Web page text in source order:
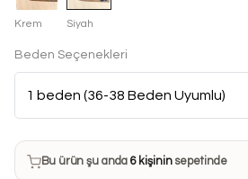
Krem Siyah
Beden Seçenekleri
Bu ürün son 7 günde11 kezsatın alındı
Bu ürün şu anda 6 kişininsepetinde